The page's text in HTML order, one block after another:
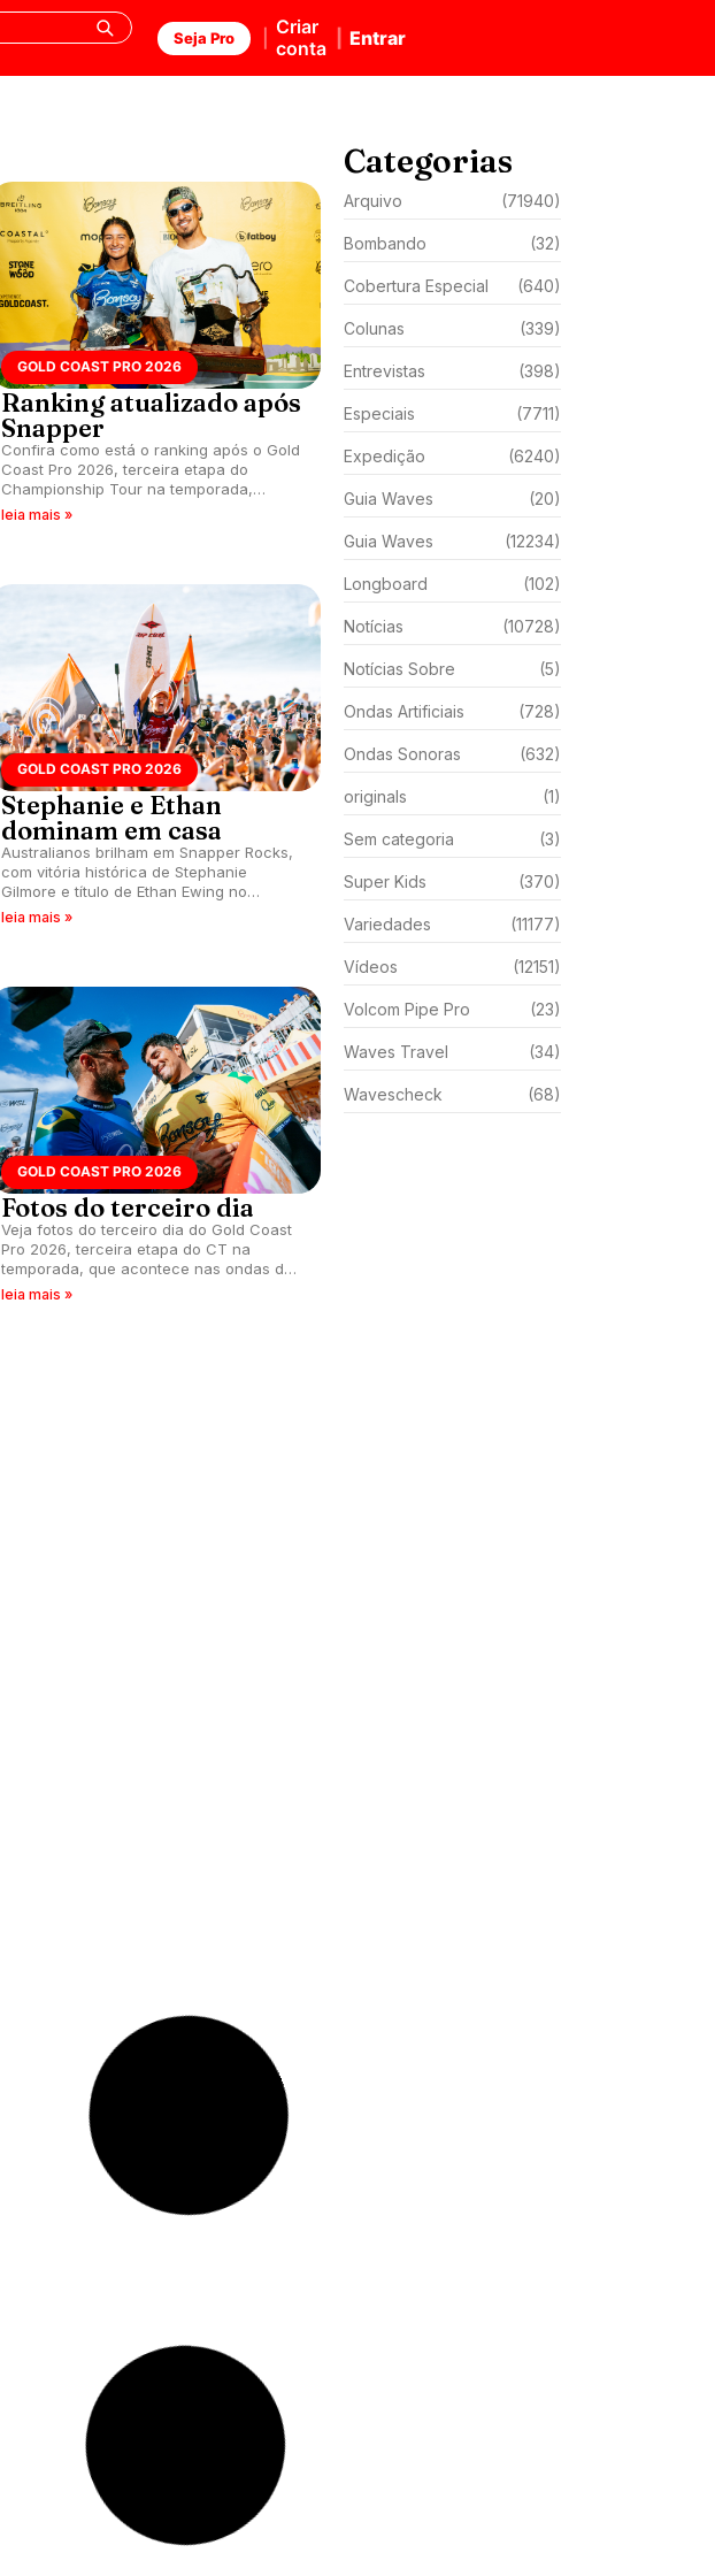
Seja Pro
Criar
conta
Entrar
GOLD COAST PRO 2026
Ranking atualizado após
Snapper
Confira como está o ranking após o Gold
Coast Pro 2026, terceira etapa do
Championship Tour na temporada,
realizada nas ondas de Snapper Rocks,
leia mais »
GOLD COAST PRO 2026
Stephanie e Ethan
dominam em casa
Australianos brilham em Snapper Rocks,
com vitória histórica de Stephanie
Gilmore e título de Ethan Ewing no
encerramento do Gold Coast Pro 2026.
leia mais »
GOLD COAST PRO 2026
Fotos do terceiro dia
Veja fotos do terceiro dia do Gold Coast
Pro 2026, terceira etapa do CT na
temporada, que acontece nas ondas de
Snapper Rocks, Queensland, Austrália.
leia mais »
Categorias
Arquivo (71940)
Bombando (32)
Cobertura Especial (640)
Colunas (339)
Entrevistas (398)
Especiais (7711)
Expedição (6240)
Guia Waves (20)
Guia Waves (12234)
Longboard (102)
Notícias (10728)
Notícias Sobre (5)
Ondas Artificiais (728)
Ondas Sonoras (632)
originals (1)
Sem categoria (3)
Super Kids (370)
Variedades (11177)
Vídeos (12151)
Volcom Pipe Pro (23)
Waves Travel (34)
Wavescheck (68)